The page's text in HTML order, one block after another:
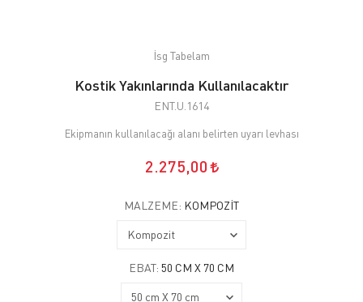
İsg Tabelam
Kostik Yakınlarında Kullanılacaktır
ENT.U.1614
Ekipmanın kullanılacağı alanı belirten uyarı levhası
2.275,00
MALZEME: KOMPOZIT
EBAT: 50 CM X 70 CM